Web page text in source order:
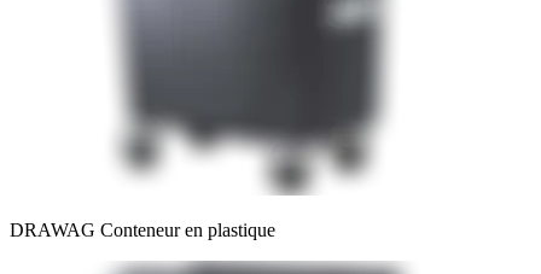
DRAWAG Conteneur en plastique